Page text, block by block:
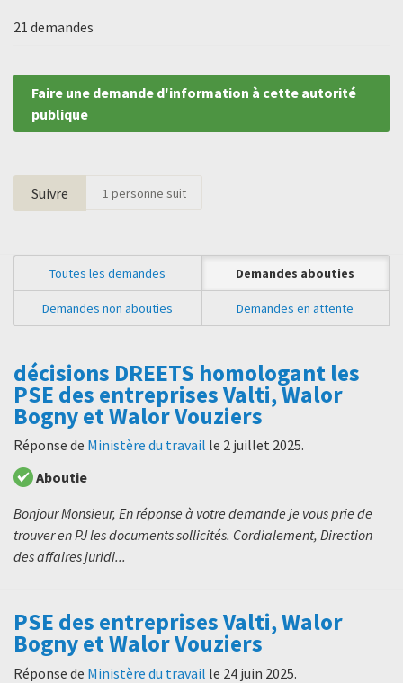
21 demandes
Faire une demande d'information à cette autorité
publique
Suivre 1 personne suit
Toutes les demandes Demandes abouties
Demandes non abouties Demandes en attente
décisions DREETS homologant les
PSE des entreprises Valti, Walor
Bogny et Walor Vouziers
Réponse de Ministère du travail le 2 juillet 2025.
Aboutie
Bonjour Monsieur, En réponse à votre demande je vous prie de
trouver en PJ les documents sollicités. Cordialement, Direction
des affaires juridi...
PSE des entreprises Valti, Walor
Bogny et Walor Vouziers
Réponse de Ministère du travail le 24 juin 2025.